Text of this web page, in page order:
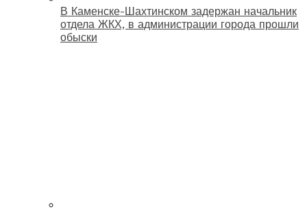
В Каменске-Шахтинском задержан начальник
отдела ЖКХ, в администрации города прошли
обыски